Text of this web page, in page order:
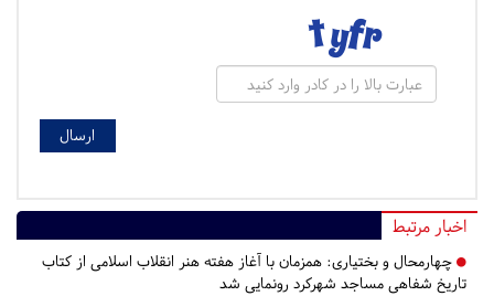
اخبار مرتبط
چهارمحال و بختیاری: همزمان با آغاز هفته هنر انقلاب اسلامی از کتاب
تاریخ شفاهی مساجد شهرکرد رونمایی شد